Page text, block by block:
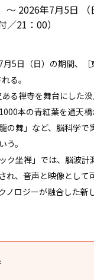
2026年7月5日 （
21：00）
5日（日）の期間、
る。
ある禅寺を舞台にした
本の青紅葉を通天
の舞」など、脳科学
。
ク坐禅」では、脳波
れ、音声と映像として
ノロジーが融合した新